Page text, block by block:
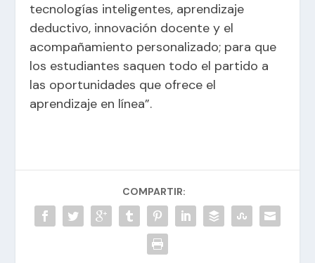
tecnologías inteligentes, aprendizaje
deductivo, innovación docente y el
acompañamiento personalizado; para que
los estudiantes saquen todo el partido a
las oportunidades que ofrece el
aprendizaje en línea”.
COMPARTIR: